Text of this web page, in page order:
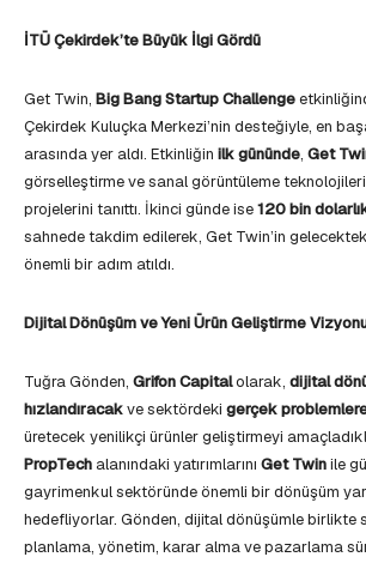
İTÜ Çekirdek’te Büyük İlgi Gördü
Get Twin, Big Bang Startup Challenge
Çekirdek Kuluçka Merkezi’nin desteğiyle, en
arasında yer aldı. Etkinliğin ilk gününde, Get
görselleştirme ve sanal görüntüleme
projelerini tanıttı. İkinci günde ise120 bin
sahnede takdim edilerek, Get Twin’in
önemli bir adım atıldı.
Dijital Dönüşüm ve Yeni Ürün Geliştirme
Tuğra Gönden, Grifon Capitalolarak, dijital
hızlandıracakve sektördeki gerçek
üretecek yenilikçi ürünler geliştirmeyi
PropTech alanındaki yatırımlarını Get Twinile
gayrimenkul sektöründe önemli bir dönüşüm
hedefliyorlar. Gönden, dijital dönüşümle birlikte
planlama, yönetim, karar alma ve pazarlama